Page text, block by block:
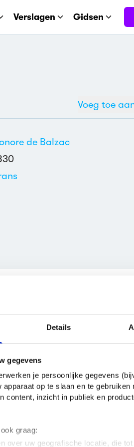
Details
gegevens
je persoonlijke gegevens
op te slaan en te
content, inzicht in publiek en
graag:
over uw geografische locatie, die
Verslagen Gidsen
Voeg toe
de Balzac
vragen over
Honore de Balzac
bij ons. De bekendste
père Goriot (1835), La peau
(1833).
1830.
Is